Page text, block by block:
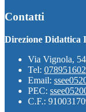
Contatti
Direzione Didattica
Via Vignola,
Tel: 078951602
Email:
PEC:
C.F.: